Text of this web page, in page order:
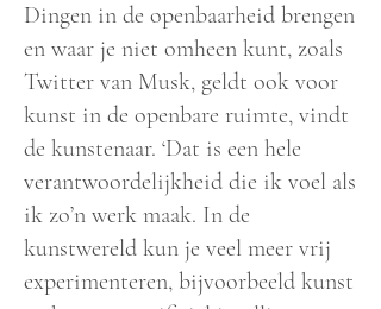
Dingen in de openbaarheid brengen
en waar je niet omheen kunt, zoals
Twitter van Musk, geldt ook voor
kunst in de openbare ruimte, vindt
de kunstenaar. ‘Dat is een hele
verantwoordelijkheid die ik voel als
ik zo’n werk maak. In de
kunstwereld kun je veel meer vrij
experimenteren, bijvoorbeeld kunst